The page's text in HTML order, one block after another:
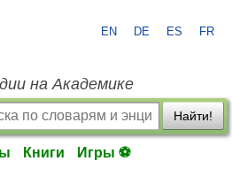
EN DE ES FR
на Академике
Найти!
Книги Игры ⚽